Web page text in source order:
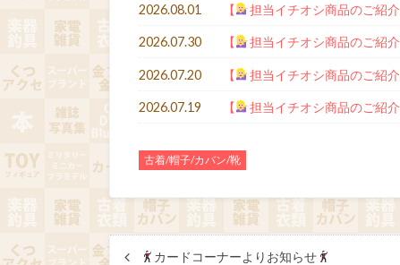
2026.08.01 【 担当イチオシ商品のご紹介
2026.07.30 【 担当イチオシ商品のご紹介
2026.07.20 【 担当イチオシ商品のご紹介
2026.07.19 【 担当イチオシ商品のご紹介
古着/帽子/カバン/靴
カードコーナーよりお知らせ